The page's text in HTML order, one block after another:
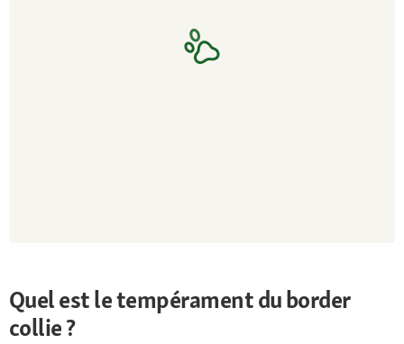
Quel est le tempérament du border
collie ?